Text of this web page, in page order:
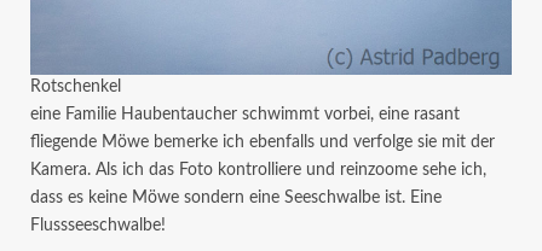
Rotschenkel
eine Familie Haubentaucher schwimmt vorbei, eine rasant
fliegende Möwe bemerke ich ebenfalls und verfolge sie mit der
Kamera. Als ich das Foto kontrolliere und reinzoome sehe ich,
dass es keine Möwe sondern eine Seeschwalbe ist. Eine
Flussseeschwalbe!